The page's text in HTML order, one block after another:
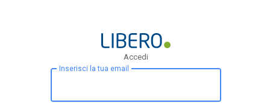
Accedi
Inserisci la tua email